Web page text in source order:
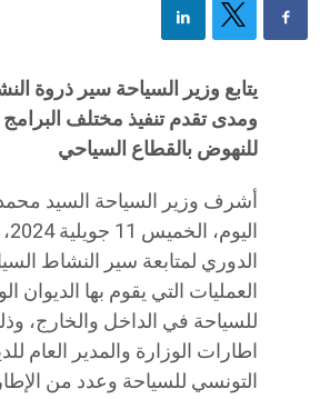
يتابع وزير السياحة سير ذروة
ومدى تقدم تنفيذ مختلف
للنهوض بالقطاع السياحي
أشرف وزير السياحة السيد
الدوري لمتابعة سير النشاط
العمليات التي يقوم بها الديوان
للسياحة في الداخل والخارج،
اطارات الوزارة والمدير العام
التونسي للسياحة وعدد من